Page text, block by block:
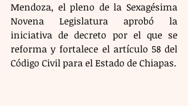
Mendoza, el pleno de la Sexagésima
Novena Legislatura aprobó la
iniciativa de decreto por el que se
reforma y fortalece el artículo 58 del
Código Civil para el Estado de Chiapas.